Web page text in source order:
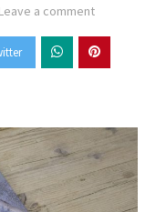
Leave a comment